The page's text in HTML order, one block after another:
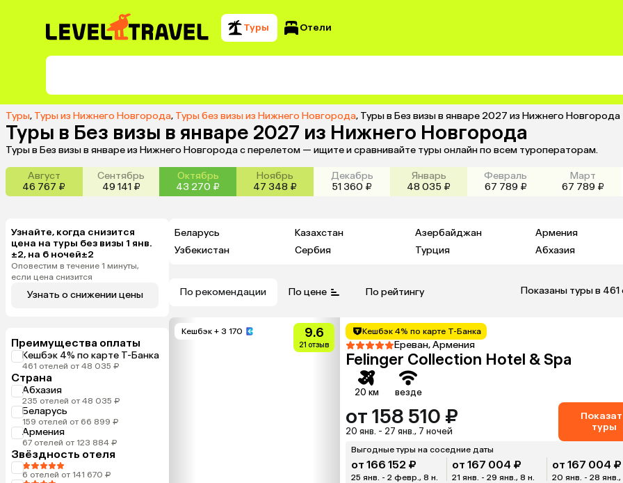
Туры Отели
Туры, Туры из Нижнего Новгорода, Туры без визы из Нижнего Новгорода, Туры в Без визы в январе 2027 из Нижнего Новгорода
Туры в Без визы в январе 2027 из Нижнего Новгорода
Туры в Без визы в январе из Нижнего Новгорода с перелетом — ищите и сравнивайте туры онлайн по всем туроператорам.
Август
46 767 ₽
Сентябрь
49 141 ₽
Октябрь
43 270 ₽
Ноябрь
47 348 ₽
Декабрь
51 360 ₽
Январь
48 035 ₽
Февраль
67 789 ₽
Март
67 789 ₽
Узнайте, когда снизится
цена на туры без визы 1 янв.
±2, на 6 ночей±2
Оповестим в течение 1 минуты,
если цена снизится
Узнать о снижении цены
Преимущества оплаты
Кешбэк 4% по карте Т-Банка
461 отелей от 48 035 ₽
Страна
Абхазия
235 отелей от 48 035 ₽
Беларусь
159 отелей от 66 899 ₽
Армения
67 отелей от 123 884 ₽
Звёздность отеля
6 отелей от 141 670 ₽
Беларусь Казахстан Азербайджан
Армения
Узбекистан
Сербия Турция Абхазия
По рекомендации По цене По рейтингу Показаны туры в 461
Кешбэк + 3 170 9.6
21 отзыв
Кешбэк 4% по карте Т-Банка
Ереван, Армения
Felinger Collection Hotel & Spa
20 км везде
от 158 510 ₽
20 янв. - 27 янв., 7 ночей
туры
Выгодные туры на соседние даты
от 166 152 ₽
25 янв. - 2 февр., 8 н.
от 167 004 ₽
21 янв. - 29 янв., 8 н.
от 167 004 ₽
20 янв. - 28 янв.,